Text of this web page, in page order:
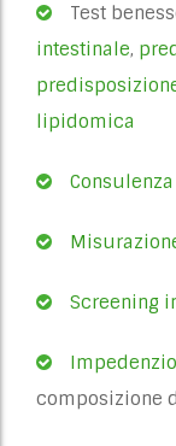
Test
intestinale,
lipidomica
Screening
composizione